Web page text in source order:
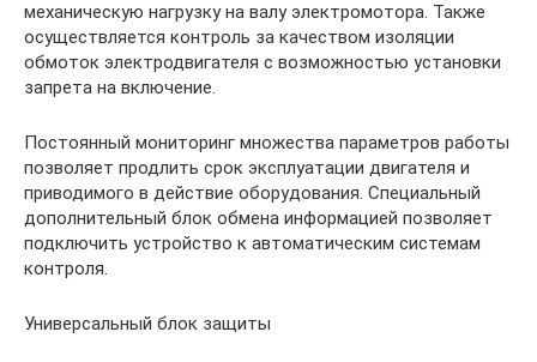
механическую нагрузку на валу электромотора. Также
осуществляется контроль за качеством изоляции
обмоток электродвигателя с возможностью установки
запрета на включение.
Постоянный мониторинг множества параметров работы
позволяет продлить срок эксплуатации двигателя и
приводимого в действие оборудования. Специальный
дополнительный блок обмена информацией позволяет
подключить устройство к автоматическим системам
контроля.
Универсальный блок защиты